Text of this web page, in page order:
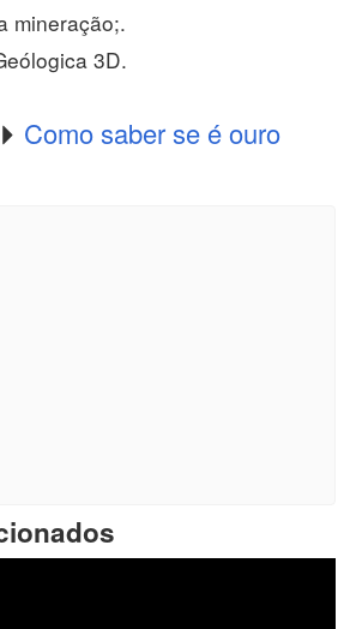
mineração;.
3D.
Como saber se é ouro